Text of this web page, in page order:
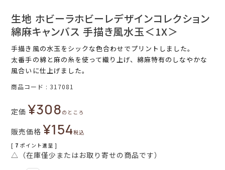
生地 ホビーラホビーレデザインコレクション
綿麻キャンバス 手描き風水玉＜1X＞
手描き風の水玉をシックな色合わせでプリントしました。
太番手の綿と麻の糸を使って織り上げ、綿麻特有のしなやかな
風合いに仕上げました。
商品コード 317081
定価 ¥308 のところ
販売価格 ¥154税込
[ 7 ポイント進呈 ]
△（在庫僅少またはお取り寄せの商品です）